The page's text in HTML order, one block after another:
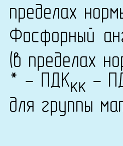
пределах
Фосфорный
(в пределах
* - ПДКкк -
для группы